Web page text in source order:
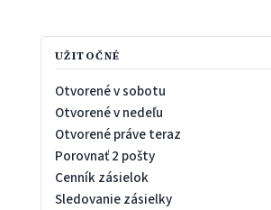
UŽITOČNÉ
Otvorené v sobotu
Otvorené v nedeľu
Otvorené práve teraz
Porovnať 2 pošty
Cenník zásielok
Sledovanie zásielky